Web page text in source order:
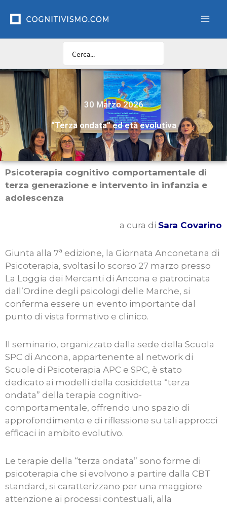
30 Marzo 2026
“Terza ondata” ed età evolutiva
Psicoterapia cognitivo comportamentale di
terza generazione e intervento in infanzia e
adolescenza
a cura di Sara Covarino
Giunta alla 7ª edizione, la Giornata Anconetana di
Psicoterapia, svoltasi lo scorso 27 marzo presso
La Loggia dei Mercanti di Ancona e patrocinata
dall’Ordine degli psicologi delle Marche, si
conferma essere un evento importante dal
punto di vista formativo e clinico.
Il seminario, organizzato dalla sede della Scuola
SPC di Ancona, appartenente al network di
Scuole di Psicoterapia APC e SPC, è stato
dedicato ai modelli della cosiddetta “terza
ondata” della terapia cognitivo-
comportamentale, offrendo uno spazio di
approfondimento e di riflessione su tali approcci
efficaci in ambito evolutivo.
Le terapie della “terza ondata” sono forme di
psicoterapia che si evolvono a partire dalla CBT
standard, si caratterizzano per una maggiore
attenzione ai processi contestuali, alla